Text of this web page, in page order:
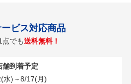
ビス対応商品
点でも送料無料！
舗到着予定
水)～8/17(月)